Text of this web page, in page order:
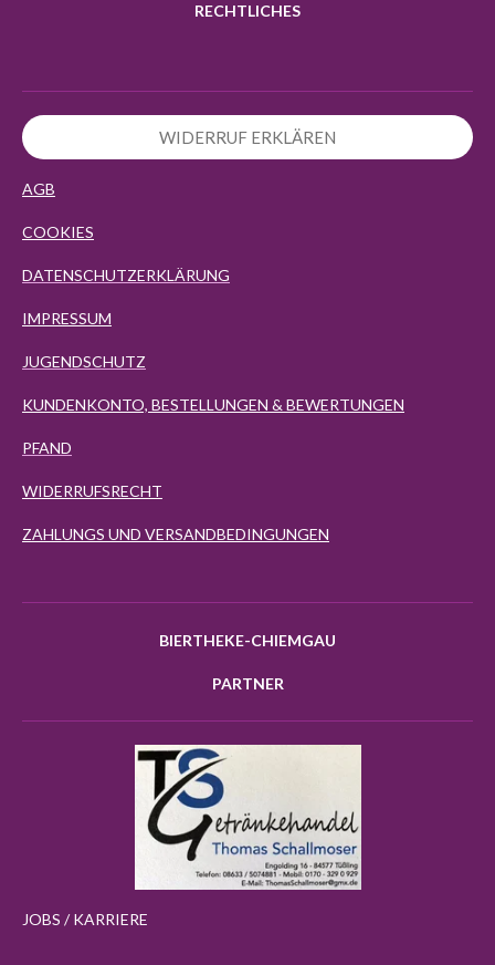
RECHTLICHES
WIDERRUF ERKLÄREN
AGB
COOKIES
DATENSCHUTZERKLÄRUNG
IMPRESSUM
JUGENDSCHUTZ
KUNDENKONTO, BESTELLUNGEN & BEWERTUNGEN
PFAND
WIDERRUFSRECHT
ZAHLUNGS UND VERSANDBEDINGUNGEN
BIERTHEKE-CHIEMGAU
PARTNER
JOBS / KARRIERE